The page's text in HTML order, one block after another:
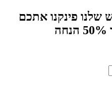
פינקנו אתכם